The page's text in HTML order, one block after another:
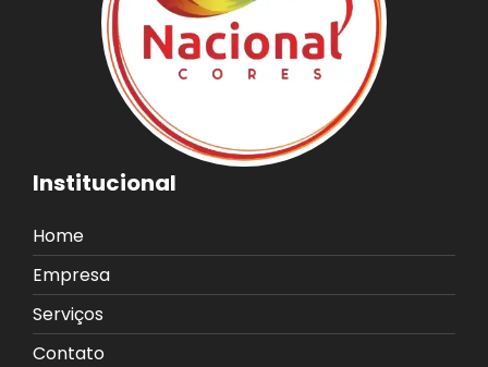
Institucional
Home
Empresa
Serviços
Contato